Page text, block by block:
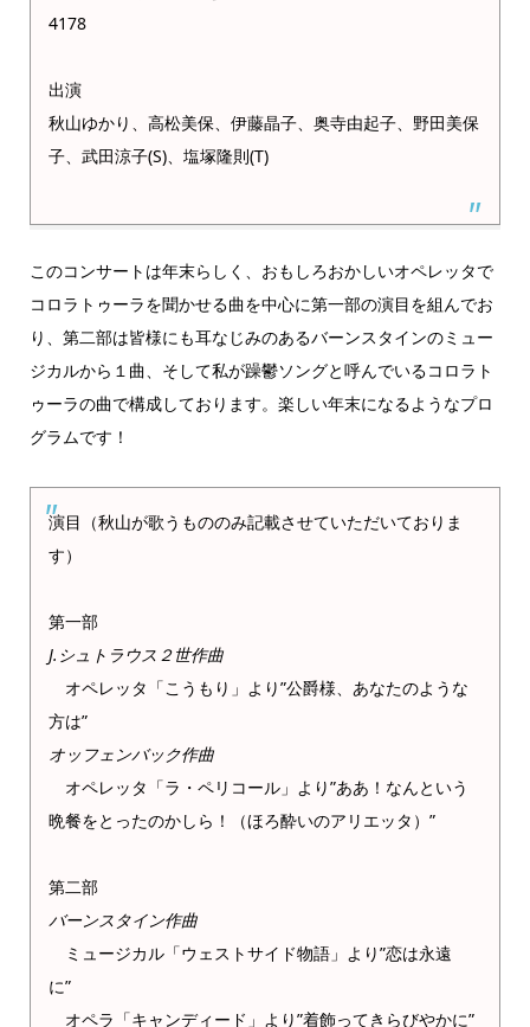
4178
出演
秋山ゆかり、高松美保、伊藤晶子、奥寺由起子、野田美保
子、武田涼子(S)、塩塚隆則(T)
このコンサートは年末らしく、おもしろおかしいオペレッタで
コロラトゥーラを聞かせる曲を中心に第一部の演目を組んでお
り、第二部は皆様にも耳なじみのあるバーンスタインのミュー
ジカルから１曲、そして私が躁鬱ソングと呼んでいるコロラト
ゥーラの曲で構成しております。楽しい年末になるようなプロ
グラムです！
演目（秋山が歌うもののみ記載させていただいておりま
す）
第一部
J.シュトラウス２世作曲
オペレッタ「こうもり」より”公爵様、あなたのような
方は”
オッフェンバック作曲
オペレッタ「ラ・ペリコール」より”ああ！なんという
晩餐をとったのかしら！（ほろ酔いのアリエッタ）”
第二部
バーンスタイン作曲
ミュージカル「ウェストサイド物語」より”恋は永遠
に”
オペラ「キャンディード」より”着飾ってきらびやかに”